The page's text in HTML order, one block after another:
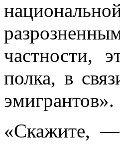
частно­сти,
полка, в
эмигрантов».
«Скажите,